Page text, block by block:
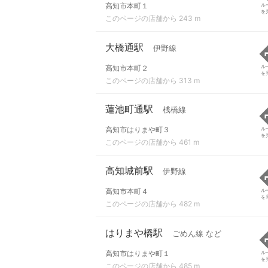
高知市本町１
このページの店舗から 243 m
ル
を
大橋通駅 伊野線
高知市本町２
このページの店舗から 313 m
ル
を
蓮池町通駅 桟橋線
高知市はりまや町３
このページの店舗から 461 m
ル
を
高知城前駅 伊野線
高知市本町４
このページの店舗から 482 m
ル
を
はりまや橋駅 ごめん線 など
高知市はりまや町１
このページの店舗から 485 m
ル
を